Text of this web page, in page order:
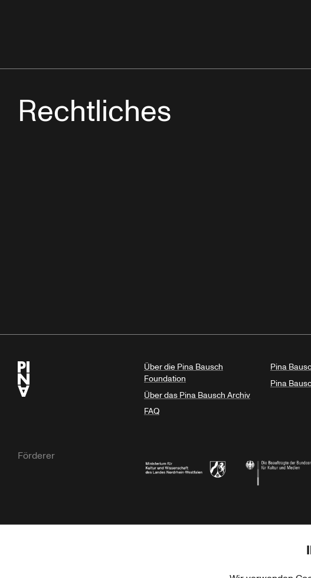
Rechtliches
Über die Pina Bausch
Foundation
Über das Pina Bausch Archiv
FAQ
Pina
Pina
Förderer
Dr. Werner